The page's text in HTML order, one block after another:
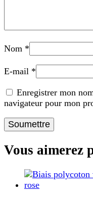
Nom *
E-mail *
Enregistrer mon
navigateur pour mon
Vous aimerez